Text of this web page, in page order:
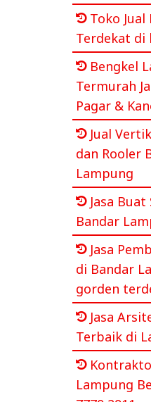
Toko
Terdekat di
Bengkel
Termurah
Pagar &
Jual
dan Rooler
Lampung
Jasa
Bandar
Jasa
di Bandar
gorden
Jasa
Terbaik di
Lampung